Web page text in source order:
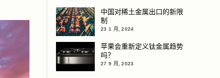
中国对稀土金属出口的新限
制
23 1 月, 2024
苹果会重新定义钛金属趋势
吗？
27 9 月, 2023